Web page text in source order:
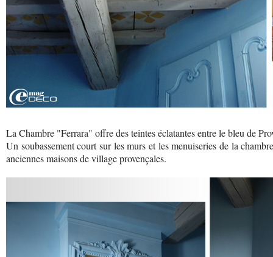
La Chambre "Ferrara" offre des teintes éclatantes entre le bleu de
Un soubassement court sur les murs et les menuiseries de la
anciennes maisons de village provençales.